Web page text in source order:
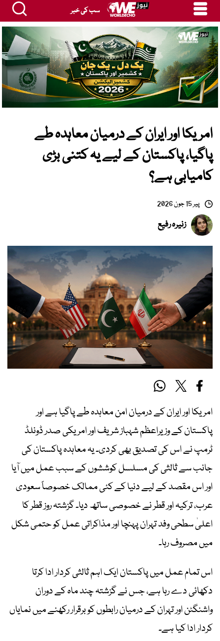
سب کی خبر
امریکا اور ایران کے درمیان معاہدہ طے
پاگیا، پاکستان کے لیے یہ کتنی بڑی
کامیابی ہے؟
پیر 15 جون 2026
زنیرہ رفیع
امریکا اور ایران کے درمیان امن معاہدہ طے پاگیا ہے اور
پاکستان کے وزیراعظم شہباز شریف اور امریکی صدر ڈونلڈ
ٹرمپ نے اس کی تصدیق بھی کردی۔ یہ معاہدہ پاکستان کی
جانب سے ثالثی کی مسلسل کوششوں کے سبب عمل میں آیا
اور اس مقصد کے لیے دنیا کے کئی ممالک خصوصاً سعودی
عرب، ترکیہ اور قطر نے خصوصی ساتھ دیا۔ گزشتہ روز قطر کا
اعلیٰ سطحی وفد تہران پہنچا اور مذاکراتی عمل کو حتمی شکل
میں مصروف رہا۔
اس تمام عمل میں پاکستان ایک اہم ثالثی کردار ادا کرتا
دکھائی دے رہا ہے، جس نے گزشتہ چند ماہ کے دوران
واشنگٹن اور تہران کے درمیان رابطوں کو برقرار رکھنے میں نمایاں
کردار ادا کیا ہے۔